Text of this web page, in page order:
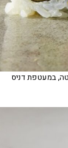
במעטפת דניס